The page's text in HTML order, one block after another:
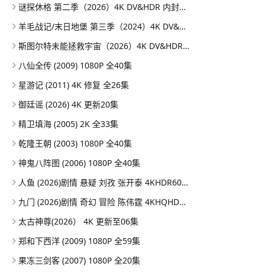
谜探休格 第二季（2026）4K DV&HDR 内封官中 全08集
羊毛战记/末日地堡 第三季（2024）4K DV&HDR 内封官中 S02E01-S03E06
斯图尔特未能拯救宇宙（2026）4K DV&HDR 内封官中 S01E01-E03
八仙全传 (2009) 1080P 全40集
星游记 (2011) 4K 修复 全26集
御廷谣 (2026) 4K 更新20集
精卫填海 (2005) 2K 全33集
乾隆王朝 (2003) 1080P 全40集
神鬼八阵图 (2006) 1080P 全40集
人鱼 (2026)剧情 悬疑 刘孜 张开泰 4KHDR60FPS 更新07集
九门 (2026)剧情 奇幻 冒险 陈伟霆 4KHQHDR60FPS 更新16集
太古神尊(2026） 4K 更新至06集
郑和下西洋 (2009) 1080P 全59集
果冻三剑客 (2007) 1080P 全20集